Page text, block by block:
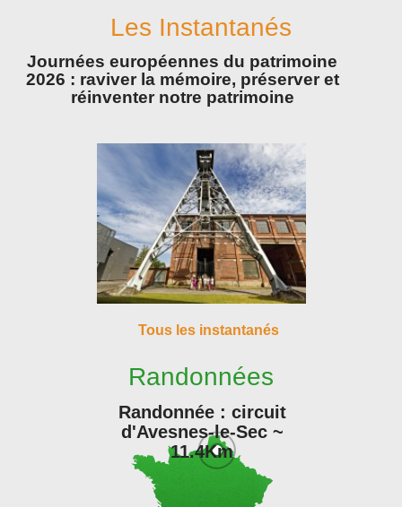
Les Instantanés
Journées européennes du patrimoine
2026 : raviver la mémoire, préserver et
réinventer notre patrimoine
Tous les instantanés
Randonnées
Randonnée : circuit
d'Avesnes-le-Sec ~
11.4Km